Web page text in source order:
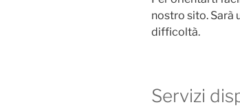
nostro sito. Sarà
difficoltà.
Servizi